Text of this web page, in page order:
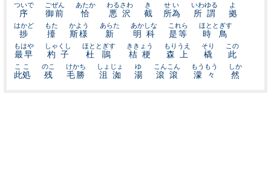
序
ついで
御前
ごぜん
恰
あたか
悪沢
わるさわ
截
き
所為
せい
所謂
いわゆる
拠
よ
捗
はかど
擡
もた
斯様
かよう
新
あらた
明科
あかしな
是等
これら
時鳥
ほととぎす
最早
もはや
杓子
しゃくし
杜鵑
ほととぎす
桔梗
ききょう
森上
もりうえ
橇
そり
此
この
此処
ここ
残
のこ
毛勝
けかち
沮洳
しょじょ
湯
ゆ
滾滾
こんこん
濛々
もうもう
然
しか